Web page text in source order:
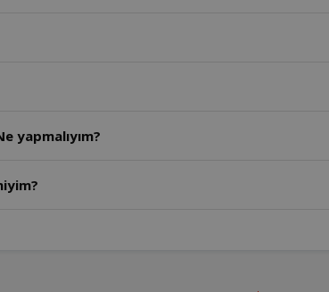
yapmalıyım?